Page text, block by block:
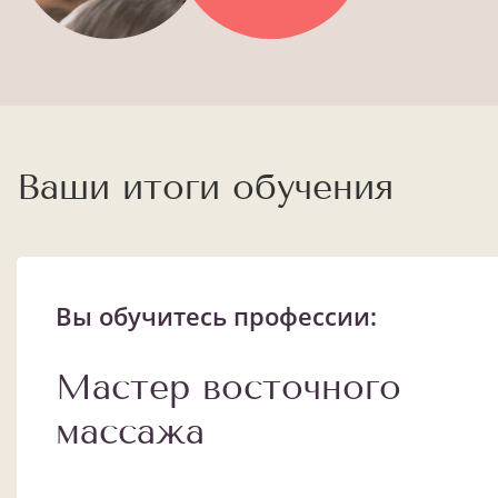
Ваши итоги обучения
Вы обучитесь профессии:
Мастер восточного
массажа